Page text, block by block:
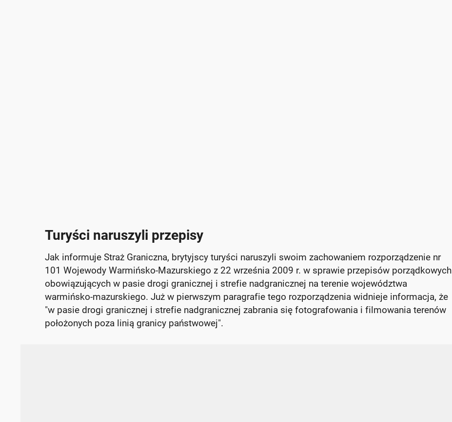
Turyści naruszyli przepisy
Jak informuje Straż Graniczna, brytyjscy turyści naruszyli swoim zachowaniem rozporządzenie nr
101 Wojewody Warmińsko-Mazurskiego z 22 września 2009 r. w sprawie przepisów porządkowych
obowiązujących w pasie drogi granicznej i strefie nadgranicznej na terenie województwa
warmińsko-mazurskiego. Już w pierwszym paragrafie tego rozporządzenia widnieje informacja, że
"w pasie drogi granicznej i strefie nadgranicznej zabrania się fotografowania i filmowania terenów
położonych poza linią granicy państwowej".